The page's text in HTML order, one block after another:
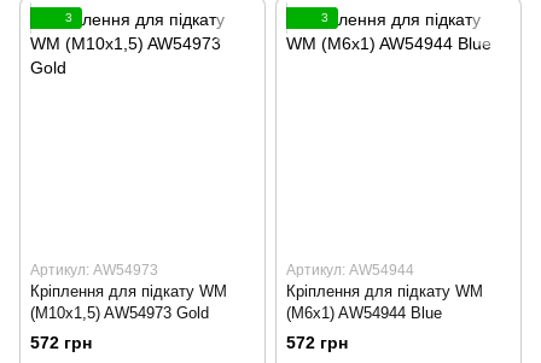
3
Артикул: AW54973
Кріплення для підкату WM
(M10x1,5) AW54973 Gold
572 грн
3
Артикул: AW54944
Кріплення для підкату WM
(M6x1) AW54944 Blue
572 грн